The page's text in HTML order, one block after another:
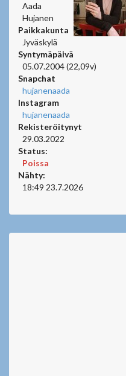
Aada
Hujanen
Paikkakunta
Jyväskylä
Syntymäpäivä
05.07.2004 (22,09v)
Snapchat
hujanenaada
Instagram
hujanenaada
Rekisteröitynyt
29.03.2022
Status:
Poissa
Nähty:
18:49 23.7.2026